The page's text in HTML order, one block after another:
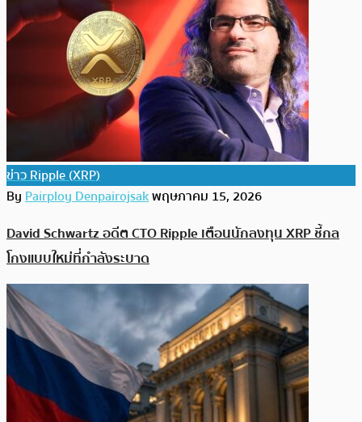
ข่าว Ripple (XRP)
ByPairploy Denpairojsakพฤษภาคม 15, 2026
David Schwartz อดีต CTO Ripple เตือนนักลงทุน XRP ชี้กล
โกงแบบใหม่ที่กำลังระบาด